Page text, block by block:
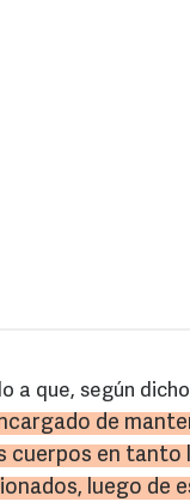
a que, según
de
cuerpos en tanto
luego de